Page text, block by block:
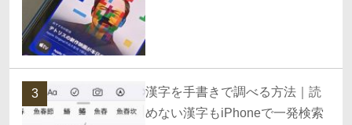
3
漢字を手書きで調べる方法｜読
めない漢字もiPhoneで一発検索